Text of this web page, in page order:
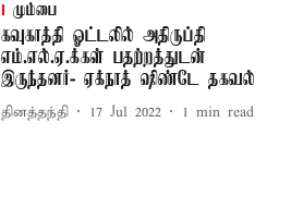
மும்பை
கவுகாத்தி ஓட்டலில் அதிருப்தி
எம்.எல்.ஏ.க்கள் பதற்றத்துடன்
இருந்தனர்- ஏக்நாத் ஷிண்டே தகவல்
தினத்தந்தி 17 Jul 2022 1 min read